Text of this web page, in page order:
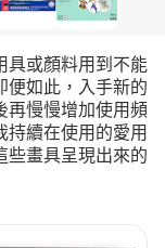
具或顏料用到不能
便如此，入手新的
再慢慢增加使用頻
續在使用的愛用
些畫具呈現出來的